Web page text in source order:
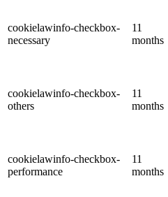
cookielawinfo-checkbox-
necessary
11
months
cookielawinfo-checkbox-
others
11
months
cookielawinfo-checkbox-
performance
11
months